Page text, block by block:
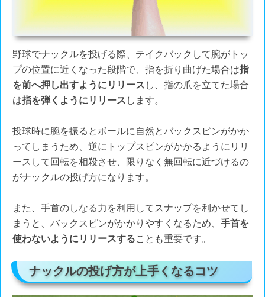
野球でナックルを投げる際、テイクバックして腕がトッ
プの位置に近くなった段階で、指を折り曲げた場合は指
を前へ押し出すようにリリース し、指の爪を立てた場合
は指を弾くようにリリース します。
投球時に腕を振るとボールに自然とバックスピンがかか
ってしまうため、逆にトップスピンがかかるようにリリ
ースして回転を相殺させ、限りなく無回転に近づけるの
がナックルの投げ方になります。
また、手首のしなる力を利用してスナップを利かせてし
まうと、バックスピンがかかりやすくなるため、 手首を
使わないようにリリースすることも重要です。
ナックルの投げ方が上手くなるコツ